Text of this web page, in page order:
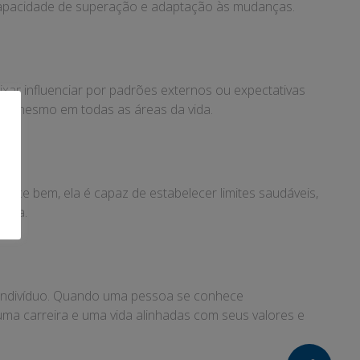
de superação e adaptação às mudanças.
influenciar por padrões externos ou expectativas
mesmo em todas as áreas da vida.
bem, ela é capaz de estabelecer limites saudáveis,
Quando uma pessoa se conhece
carreira e uma vida alinhadas com seus valores e